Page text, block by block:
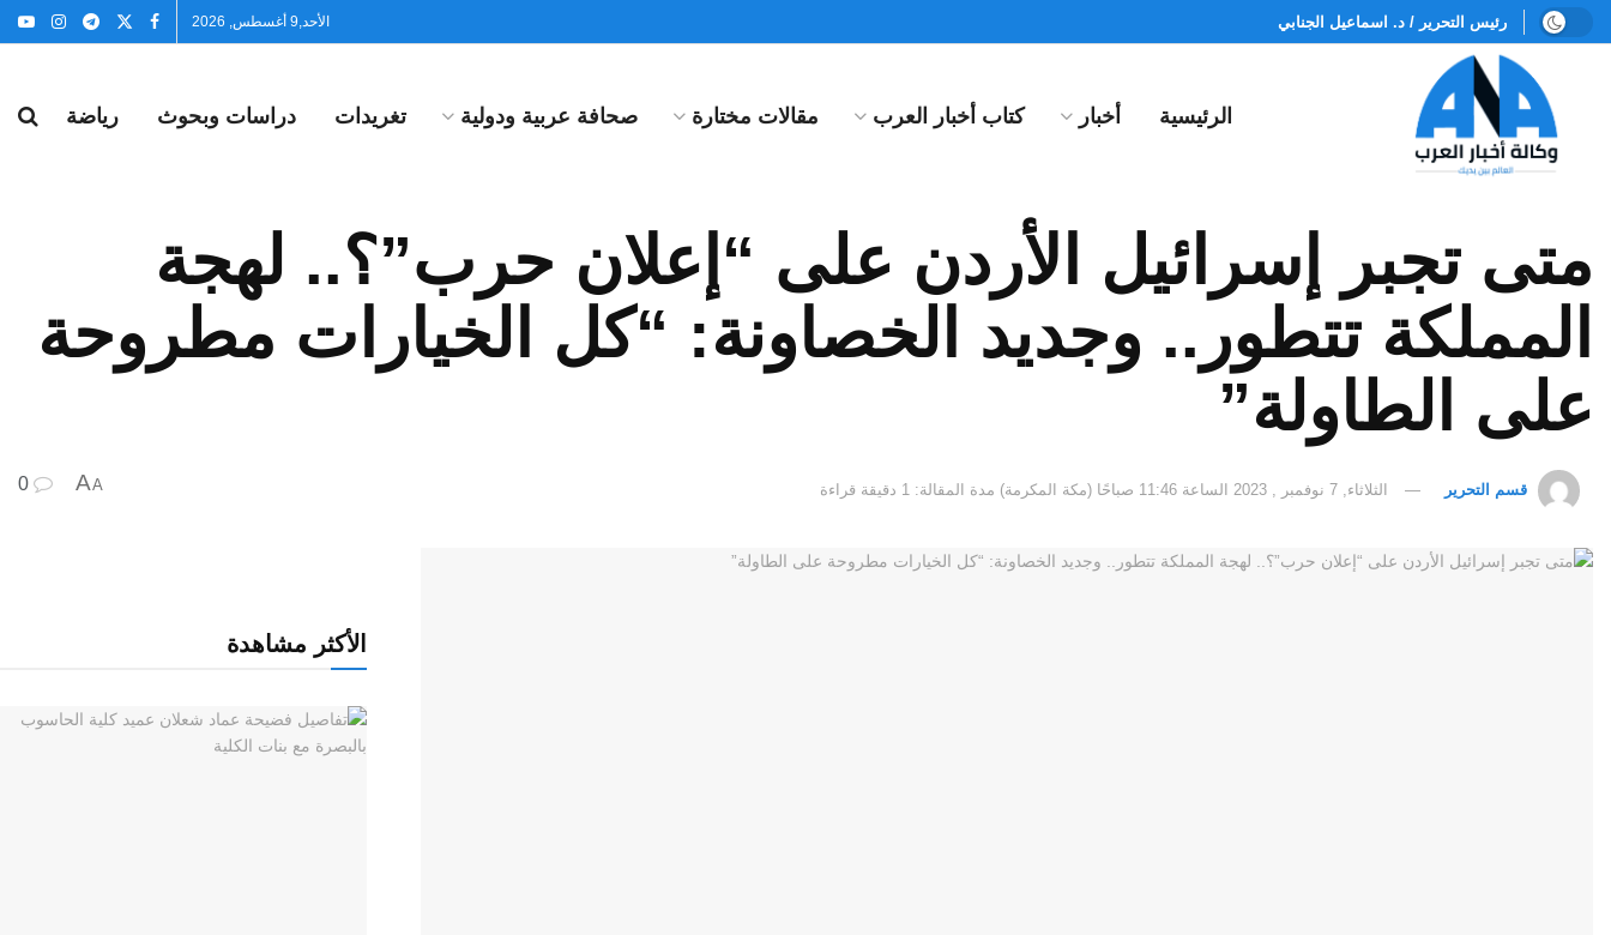
رئيس التحرير / د. اسماعيل الجنابي الأحد,9 أغسطس, 2026
الرئيسية أخبار كتاب أخبار العرب مقالات مختارة صحافة عربية ودولية تغريدات دراسات وبحوث رياضة
متى تجبر إسرائيل الأردن على “إعلان حرب”؟.. لهجة
المملكة تتطور.. وجديد الخصاونة: “كل الخيارات مطروحة
على الطاولة”
قسم التحرير الثلاثاء, 7 نوفمبر , 2023 الساعة 11:46 صباحًا (مكة المكرمة) مدة المقالة: 1 دقيقة قراءة A
A
الأكثر مشاهدة